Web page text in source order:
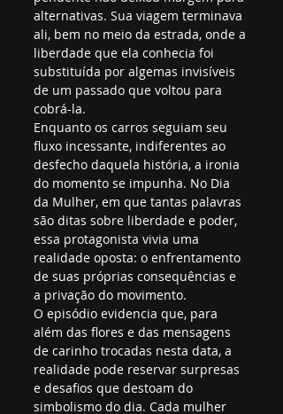
alternativas. Sua viagem terminava
ali, bem no meio da estrada, onde a
liberdade que ela conhecia foi
substituída por algemas invisíveis
de um passado que voltou para
cobrá-la.
Enquanto os carros seguiam seu
fluxo incessante, indiferentes ao
desfecho daquela história, a ironia
do momento se impunha. No Dia
da Mulher, em que tantas palavras
são ditas sobre liberdade e poder,
essa protagonista vivia uma
realidade oposta: o enfrentamento
de suas próprias consequências e
a privação do movimento.
O episódio evidencia que, para
além das flores e das mensagens
de carinho trocadas nesta data, a
realidade pode reservar surpresas
e desafios que destoam do
simbolismo do dia. Cada mulher